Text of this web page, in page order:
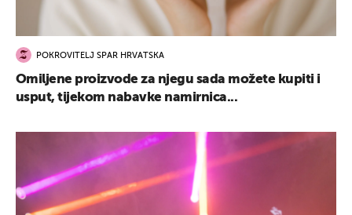
POKROVITELJ SPAR HRVATSKA
Omiljene proizvode za njegu sada možete kupiti i
usput, tijekom nabavke namirnica...